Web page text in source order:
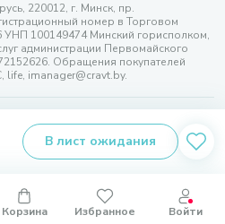
В лист ожидания
220012, г. Минск, пр.
номер в Торговом
100149474 Минский горисполком,
администрации Первомайского
Обращения покупателей
imanager@cravt.by.
Корзина Избранное Войти